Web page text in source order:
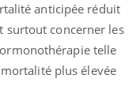
anticipée réduit
surtout concerner les
telle
plus élevée